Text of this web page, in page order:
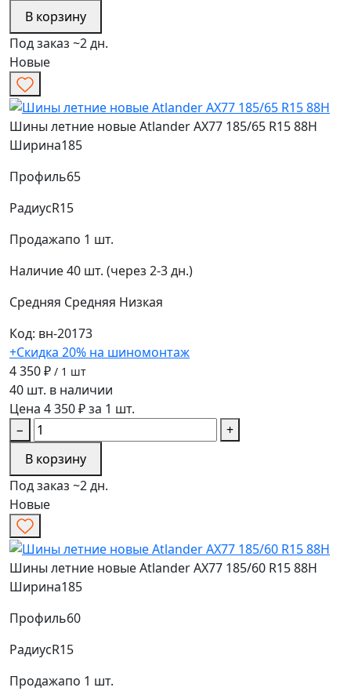
В корзину
Под заказ ~2 дн.
Новые
Шины летние новые Atlander AX77 185/65 R15 88H
Ширина185
Профиль65
РадиусR15
Продажапо 1 шт.
Наличие40 шт. (через 2-3 дн.)
Средняя Средняя Низкая
Код: вн-20173
+Скидка 20% на шиномонтаж
4 350 ₽ / 1 шт
40 шт. в наличии
Цена 4 350 ₽ за 1 шт.
−
+
В корзину
Под заказ ~2 дн.
Новые
Шины летние новые Atlander AX77 185/60 R15 88H
Ширина185
Профиль60
РадиусR15
Продажапо 1 шт.